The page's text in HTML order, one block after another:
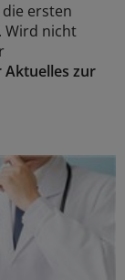
ersten
Wird nicht
Aktuelles zur